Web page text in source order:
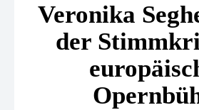
Veronika
der